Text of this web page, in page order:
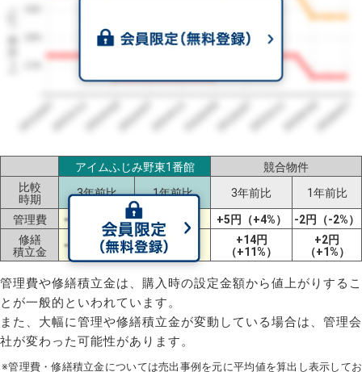
1㎡単価（円）
2023/072023/112024/032024/072024/112025/032025/072025/112026/032026/07
アイムふじみ野東1番館
競合物件
比較
時期
3年前比 1年前比 3年前比 1年前比
管理費 -6円（-3%） -6円（-3%） +5円（+4%）
-2円（-2%）
修繕
積立金
-7円（-4%） -7円（-4%）
+14円
（+11%）
+2円
（+1%）
管理費や修繕積立金は、購入時の設定金額から値上がりするこ
とが一般的といわれています。
また、大幅に管理や修繕積立金が変動している場合は、管理会
社が変わった可能性があります。
※管理費・修繕積立金については売出事例を元に平均値を算出し表示してお